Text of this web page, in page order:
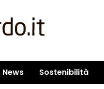
News Sostenibilità